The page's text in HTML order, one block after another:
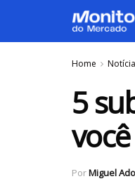
Home
5
PorMiguel